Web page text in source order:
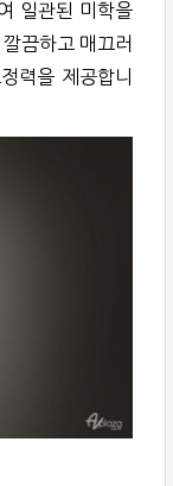
일관된 미학을
끔하고 매끄러
력을 제공합니